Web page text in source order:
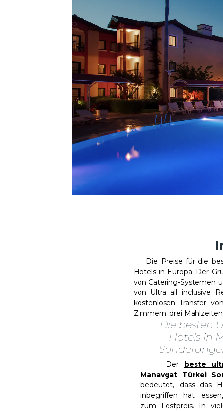
Die Preise für die
Hotels in Europa. Der
von Catering-Systemen
von Ultra all inclusive
kostenlosen Transfer
Zimmern, drei
Die besten
Hotels in
Der
beste
Manavgat Türkei
bedeutet, dass das
inbegriffen hat.
zum Festpreis. In